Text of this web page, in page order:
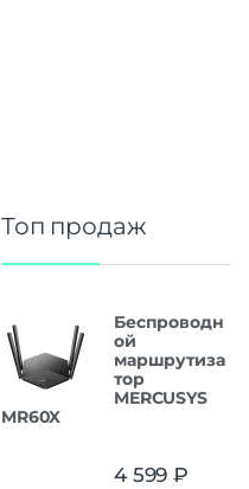
Топ продаж
Беспроводн
ой
маршрутиза
тор
MERCUSYS
MR60X
4 599 ₽